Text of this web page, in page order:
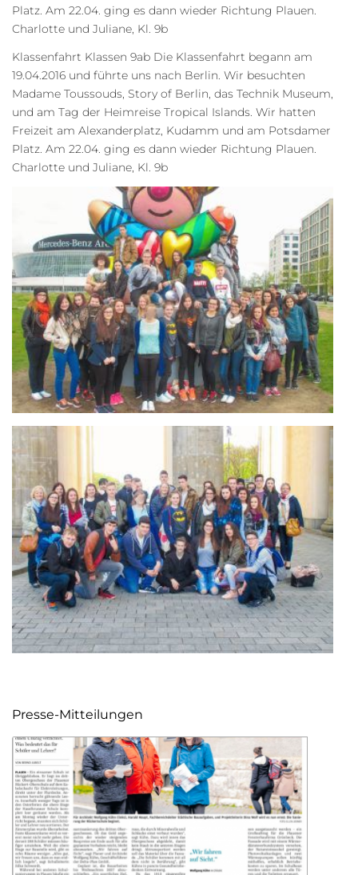
Platz. Am 22.04. ging es dann wieder Richtung Plauen.
Charlotte und Juliane, Kl. 9b
Klassenfahrt Klassen 9ab Die Klassenfahrt begann am
19.04.2016 und führte uns nach Berlin. Wir besuchten
Madame Toussouds, Story of Berlin, das Technik Museum,
und am Tag der Heimreise Tropical Islands. Wir hatten
Freizeit am Alexanderplatz, Kudamm und am Potsdamer
Platz. Am 22.04. ging es dann wieder Richtung Plauen.
Charlotte und Juliane, Kl. 9b
Presse-Mitteilungen